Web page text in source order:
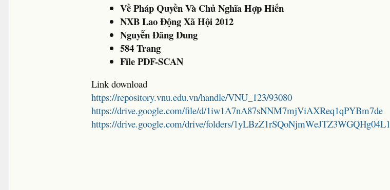
Về Pháp Quyền Và Chủ Nghĩa Hợp Hiến
NXB Lao Động Xã Hội 2012
Nguyễn Đăng Dung
584 Trang
File PDF-SCAN
Link download
https://repository.vnu.edu.vn/handle/VNU_123/93080
https://drive.google.com/file/d/1iw1A7nA87sNNM7mjViAXReq1qPYBm7de
https://drive.google.com/drive/folders/1yLBzZ1rSQoNjmWeJTZ3WGQHg04L1